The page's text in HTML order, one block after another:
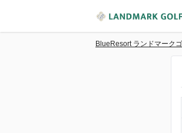
BlueResort ランドマーク